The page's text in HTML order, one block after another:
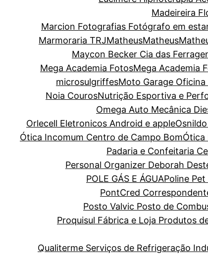
Madeireira
Marcion Fotografias Fotógrafo em
Marmoraria TRJMatheusMatheus
Maycon Becker Cia das
Mega Academia FotosMega Academia
microsulgriffesMoto Garage
Noia CourosNutrição Esportiva e
Omega Auto Mecânica
Orlecell Eletronicos Android e apple
Ótica Incomum Centro de Campo BomÓtica
Padaria e Confeitaria
Personal Organizer Deborah
POLE GÁS E ÁGUAPoline
PontCred
Posto Valvic Posto de
Proquisul Fábrica e Loja Produtos
Qualiterme Serviços de Refrigeração